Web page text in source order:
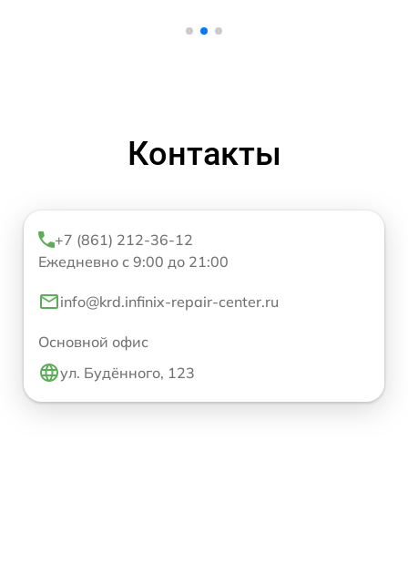
Контакты
+7 (861) 212-36-12
Ежедневно с 9:00 до 21:00
info@krd.infinix-repair-center.ru
Основной офис
ул. Будённого, 123